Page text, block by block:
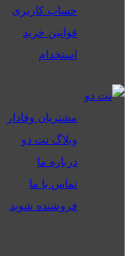
حساب کاربری
قوانین خرید
استخدام
مشتریان وفادار
وبلاگ نت دو
درباره ما
تماس با ما
فروشنده شوید